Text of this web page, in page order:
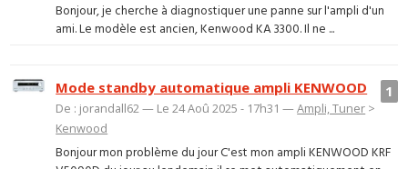
Bonjour, je cherche à diagnostiquer une panne sur l'ampli d'un
ami. Le modèle est ancien, Kenwood KA 3300. Il ne ...
1
Mode standby automatique ampli KENWOOD
De : jorandall62 — Le 24 Aoû 2025 - 17h31 —Ampli, Tuner >
Kenwood
Bonjour mon problème du jour C'est mon ampli KENWOOD KRF